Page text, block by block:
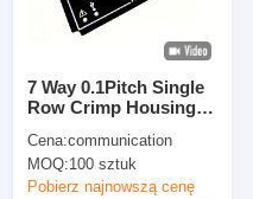
7 Way 0.1Pitch Single
Row Crimp Housing
With LED For
Temperature
Controller
Cena:communication
MOQ:100 sztuk
Pobierz najnowszą cenę